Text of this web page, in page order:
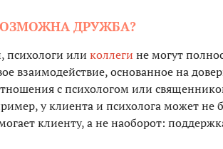
ДРУЖБА?
психологи или коллеги не могут
взаимодействие, основанное на
с психологом или
у клиента и психолога может не
клиенту, а не наоборот: